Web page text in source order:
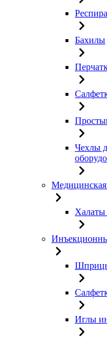
Бахилы
Чехлы
Иглы